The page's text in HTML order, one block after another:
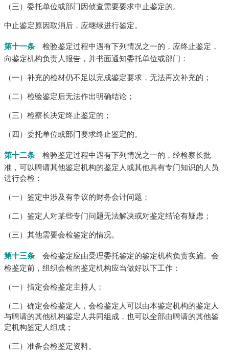
（三）委托单位或部门因侦查需要要求中止鉴定的。
中止鉴定原因取消后，应继续进行鉴定。
第十一条 检验鉴定过程中遇有下列情况之一的，应终止鉴定，
向鉴定机构负责人报告，并书面通知委托单位或部门：
（一）补充的检材仍不足以完成鉴定要求，无法再次补充的；
（二）检验鉴定后无法作出明确结论；
（三）检察长决定终止鉴定的；
（四）委托单位或部门要求终止鉴定的。
第十二条 检验鉴定过程中遇有下列情况之一的，经检察长批
准，可以聘请其他鉴定机构的鉴定人或其他具有专门知识的人员
进行会检：
（一）鉴定中涉及有争议的财务会计问题；
（二）鉴定人对某些专门问题无法解决或对鉴定结论有疑虑；
（三）其他需要会检鉴定的情况。
第十三条 会检鉴定应由受理委托鉴定的鉴定机构负责实施。 会
检鉴定前，组织会检的鉴定机构应当做好以下工作：
（一）指定会检鉴定主持人；
（二）确定会检鉴定人，会检鉴定人可以由本鉴定机构的鉴定人
与聘请的其他机构鉴定人共同组成，也可以全部由聘请的其他鉴
定机构鉴定人组成；
（三）准备会检鉴定资料。